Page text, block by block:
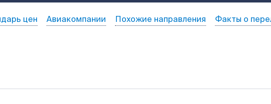
цен Авиакомпании Похожие направления Факты о